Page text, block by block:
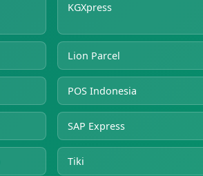
KGXpress
Lion Parcel
POS Indonesia
SAP Express
Tiki